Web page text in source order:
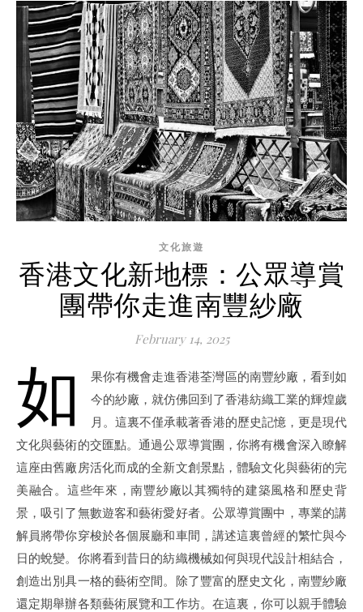
文化旅遊
香港文化新地標：公眾導賞
團帶你走進南豐紗廠
February 14, 2025
如
果你有機會走進香港荃灣區的南豐紗廠，看到如
今的紗廠，就仿佛回到了香港紡織工業的輝煌歲
月。這裏不僅承載著香港的歷史記憶，更是現代
文化與藝術的交匯點。通過公眾導賞團，你將有機會深入瞭解
這座由舊廠房活化而成的全新文創景點，體驗文化與藝術的完
美融合。這些年來，南豐紗廠以其獨特的建築風格和歷史背
景，吸引了無數遊客和藝術愛好者。公眾導賞團中，專業的講
解員將帶你穿梭於各個展廳和車間，講述這裏曾經的繁忙與今
日的蛻變。你將看到昔日的紡織機械如何與現代設計相結合，
創造出別具一格的藝術空間。除了豐富的歷史文化，南豐紗廠
還定期舉辦各類藝術展覽和工作坊。在這裏，你可以親手體驗